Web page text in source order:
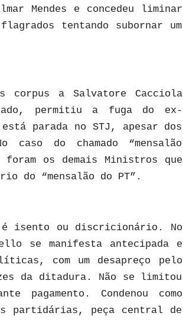
Mendes e concedeu liminar
tentando subornar um
corpus a Salvatore Cacciola
permitiu a fuga do ex-
parada no STJ, apesar dos
do chamado “mensalão
foram os demais Ministros que
do “mensalão do PT”.
é isento ou discricionário. No
se manifesta antecipada e
com um desapreço pelo
da ditadura. Não se limitou
pagamento. Condenou como
partidárias, peça central de